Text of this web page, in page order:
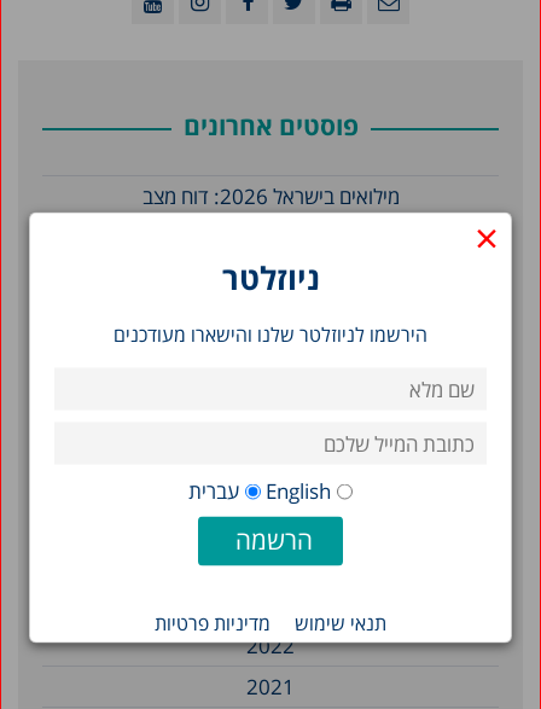
×
ניוזלטר
הירשמו לניוזלטר שלנו והישארו מעודכנים
English עברית
תנאי שימוש מדיניות פרטיות
פוסטים אחרונים
מילואים בישראל 2026: דוח מצב
וכלכלה בישראל
ותמותה בישראל, 2010–2023
2026
2025
2024
2022
2021